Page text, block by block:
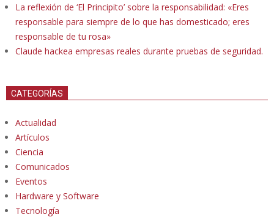
La reflexión de ‘El Principito’ sobre la responsabilidad: «Eres
responsable para siempre de lo que has domesticado; eres
responsable de tu rosa»
Claude hackea empresas reales durante pruebas de seguridad.
CATEGORÍAS
Actualidad
Artículos
Ciencia
Comunicados
Eventos
Hardware y Software
Tecnología